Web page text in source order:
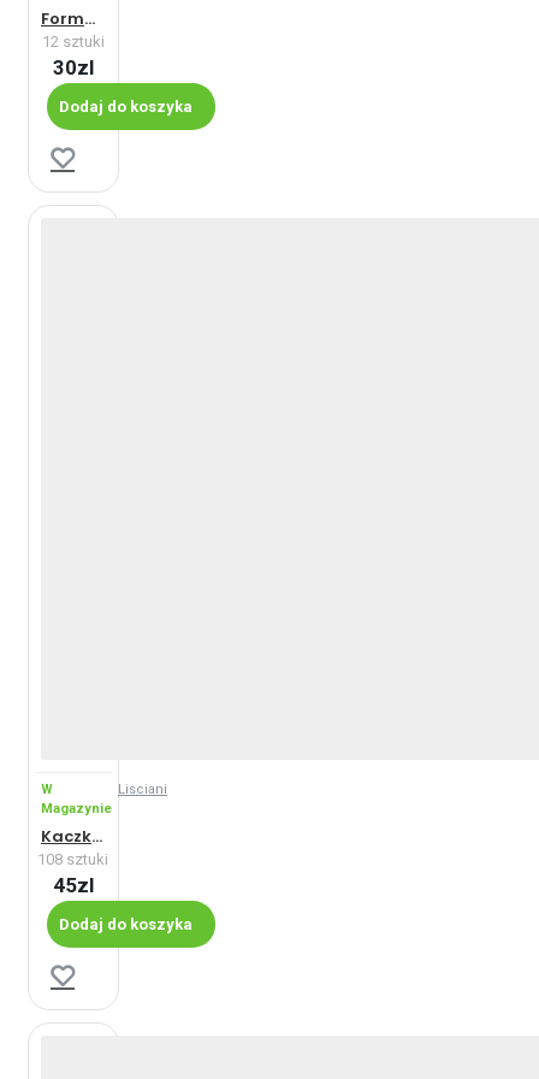
Formuła - Maxi
12 sztuki
30zl
Dodaj do koszyka
W
Magazynie
Lisciani
Kaczki w kosmosie - Maxi
108 sztuki
45zl
Dodaj do koszyka